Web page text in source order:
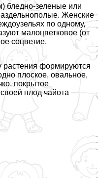
бледно-зеленые или
Женские
по одному,
малоцветковое (от
соцветие.
растения формируются
плоское, овальное,
покрытое
плод чайота —